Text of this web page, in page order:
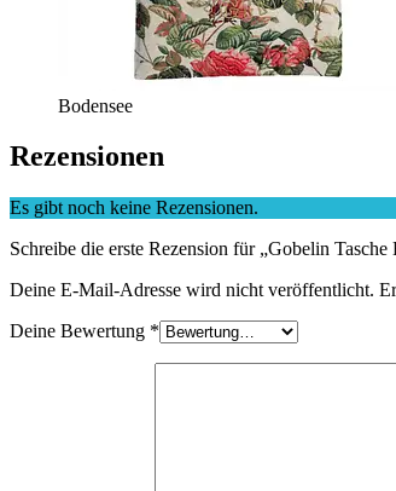
Bodensee
Rezensionen
Es gibt noch keine Rezensionen.
Schreibe die erste Rezension für „Gobelin Tasche
Deine E-Mail-Adresse wird nicht veröffentlicht.
Deine Bewertung *